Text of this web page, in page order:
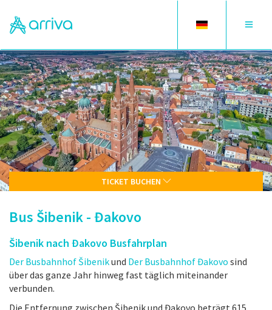
Toggle
Toggle
TICKET BUCHEN
Bus Šibenik - Đakovo
Šibenik nach Đakovo Busfahrplan
Der Busbahnhof Šibenikund Der Busbahnhof Đakovo sind
über das ganze Jahr hinweg fast täglich miteinander
verbunden.
Die Entfernung zwischen Šibenik und Đakovo beträgt 615